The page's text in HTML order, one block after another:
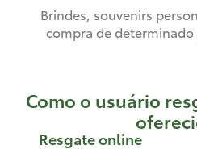
Brindes, souvenirs
compra de
Como o usuário
Resgate online